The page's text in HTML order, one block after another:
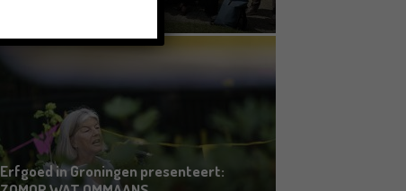
Erfgoed in Groningen presenteert: